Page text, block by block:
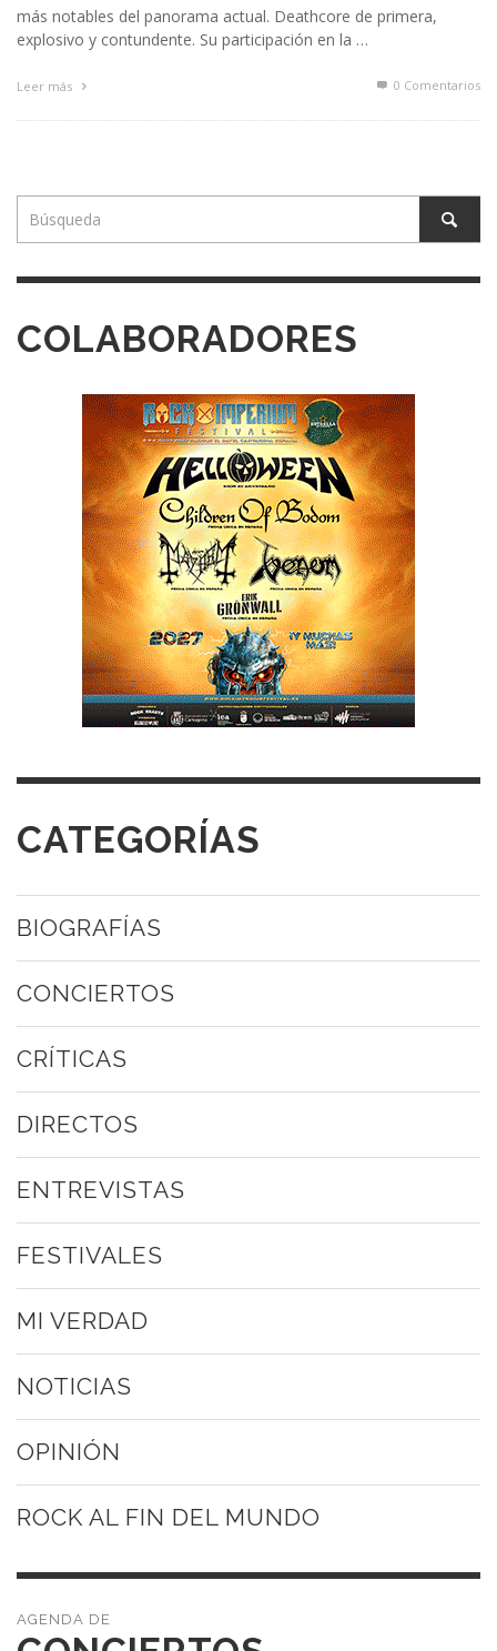
más notables del panorama actual. Deathcore de primera,
explosivo y contundente. Su participación en la …
Leer más 0 Comentarios
COLABORADORES
CATEGORÍAS
BIOGRAFÍAS
CONCIERTOS
CRÍTICAS
DIRECTOS
ENTREVISTAS
FESTIVALES
MI VERDAD
NOTICIAS
OPINIÓN
ROCK AL FIN DEL MUNDO